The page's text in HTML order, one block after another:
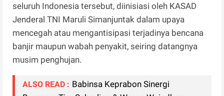
seluruh Indonesia tersebut, diinisiasi oleh KASAD
Jenderal TNI Maruli Simanjuntak dalam upaya
mencegah atau mengantisipasi terjadinya bencana
banjir maupun wabah penyakit, seiring datangnya
musim penghujan.
ALSO READ : Babinsa Keprabon Sinergi